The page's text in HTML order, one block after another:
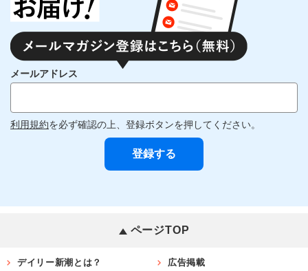
メールアドレス
利用規約を必ず確認の上、登録ボタンを押してください。
ページTOP
デイリー新潮とは？ 広告掲載